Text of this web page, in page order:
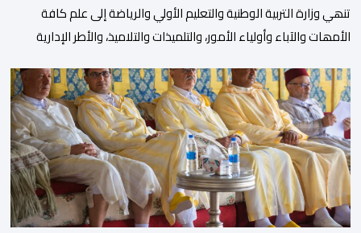
تنھي وزارة التربیة الوطنیة والتعلیم الأولي والریاضة إلى علم كافة
الأمھات والآباء وأولیاء الأمور، والتلمیذات والتلامیذ، والأطر الإداریة
2027 سیتم في موعده الرسمي المحدد سلفا طبقا لمقتضیات المقرر
الوزاري رقم 047.26 الصادر بتاریخ 3 یولیوز 2026 بشأن تنظیم السنة
الدراسیة. وأوضحت الوزارة، في بلاغ، أن أطر […]